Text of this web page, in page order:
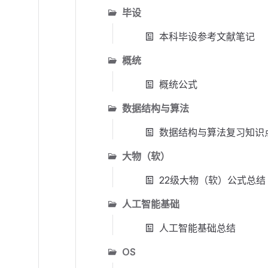
毕设
本科毕设参考文献笔记
概统
概统公式
数据结构与算法
数据结构与算法复习知识
大物（软）
22级大物（软）公式总结
人工智能基础
人工智能基础总结
OS